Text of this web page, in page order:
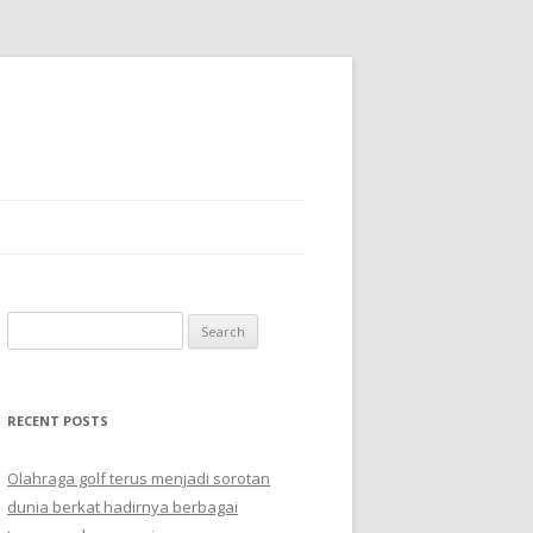
for:
RECENT POSTS
Olahraga golf terus menjadi sorotan
dunia berkat hadirnya berbagai